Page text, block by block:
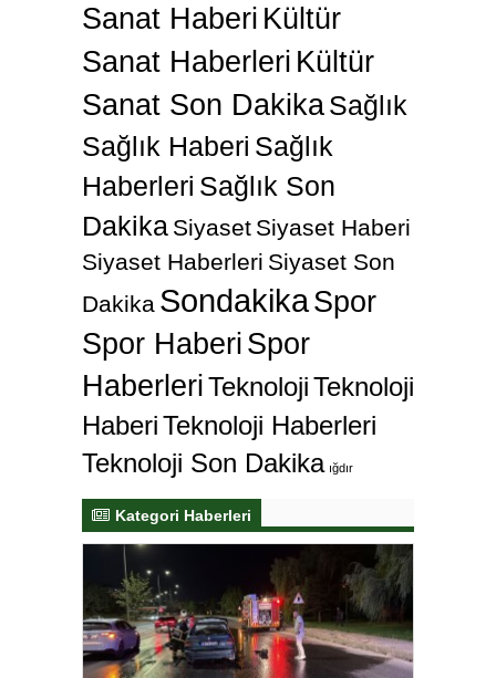
Sanat Haberi Kültür
Sanat Haberleri Kültür
Sanat Son DakikaSağlık
Sağlık Haberi Sağlık
Haberleri Sağlık Son
Dakika Siyaset Siyaset Haberi
Siyaset Haberleri Siyaset Son
Dakika SondakikaSpor
Spor Haberi Spor
HaberleriTeknolojiTeknoloji
HaberiTeknoloji Haberleri
Teknoloji Son Dakika ığdır
Kategori Haberleri